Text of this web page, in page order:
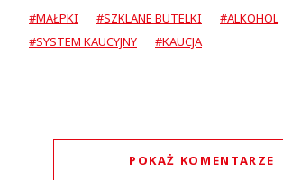
#MAŁPKI #SZKLANE BUTELKI
#ALKOHOL
#SYSTEM KAUCYJNY
#KAUCJA
POKAŻ KOMENTARZE